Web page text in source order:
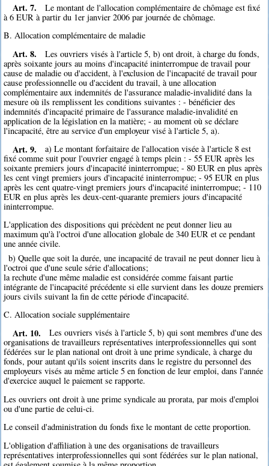
Art. 7.
Le montant de l'allocation complémentaire de chômage est fixé
à 6 EUR à partir du 1er janvier 2006 par journée de chômage.
B. Allocation complémentaire de maladie
Art. 8.
Les ouvriers visés à l'article 5, b) ont droit, à charge du fonds,
après soixante jours au moins d'incapacité ininterrompue de travail pour
cause de maladie ou d'accident, à l'exclusion de l'incapacité de travail pour
cause professionnelle ou d'accident du travail, à une allocation
complémentaire aux indemnités de l'assurance maladie-invalidité dans la
mesure où ils remplissent les conditions suivantes : - bénéficier des
indemnités d'incapacité primaire de l'assurance maladie-invalidité en
application de la législation en la matière; - au moment où se déclare
l'incapacité, être au service d'un employeur visé à l'article 5, a).
Art. 9.
a) Le montant forfaitaire de l'allocation visée à l'article 8 est
fixé comme suit pour l'ouvrier engagé à temps plein : - 55 EUR après les
soixante premiers jours d'incapacité ininterrompue; - 80 EUR en plus après
les cent vingt premiers jours d'incapacité ininterrompue; - 95 EUR en plus
après les cent quatre-vingt premiers jours d'incapacité ininterrompue; - 110
EUR en plus après les deux-cent-quarante premiers jours d'incapacité
ininterrompue.
L'application des dispositions qui précèdent ne peut donner lieu au
maximum qu'à l'octroi d'une allocation globale de 340 EUR et ce pendant
une année civile.
b) Quelle que soit la durée, une incapacité de travail ne peut donner lieu à
l'octroi que d'une seule série d'allocations;
la rechute d'une même maladie est considérée comme faisant partie
intégrante de l'incapacité précédente si elle survient dans les douze premiers
jours civils suivant la fin de cette période d'incapacité.
C. Allocation sociale supplémentaire
Art. 10.
Les ouvriers visés à l'article 5, b) qui sont membres d'une des
organisations de travailleurs représentatives interprofessionnelles qui sont
fédérées sur le plan national ont droit à une prime syndicale, à charge du
fonds, pour autant qu'ils soient inscrits dans le registre du personnel des
employeurs visés au même article 5 en fonction de leur emploi, dans l'année
d'exercice auquel le paiement se rapporte.
Les ouvriers ont droit à une prime syndicale au prorata, par mois d'emploi
ou d'une partie de celui-ci.
Le conseil d'administration du fonds fixe le montant de cette proportion.
L'obligation d'affiliation à une des organisations de travailleurs
représentatives interprofessionnelles qui sont fédérées sur le plan national,